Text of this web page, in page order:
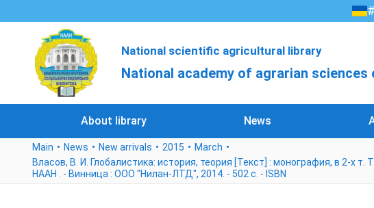
National scientific agricultural library
National academy of agrarian sciences
About library News
Main News New arrivals 2015
March
Власов, В. И. Глобалистика: история, теория [Текст] : монография, в 2-х
НААН . - Винница : ООО "Нилан-ЛТД", 2014. - 502 с. - ISBN